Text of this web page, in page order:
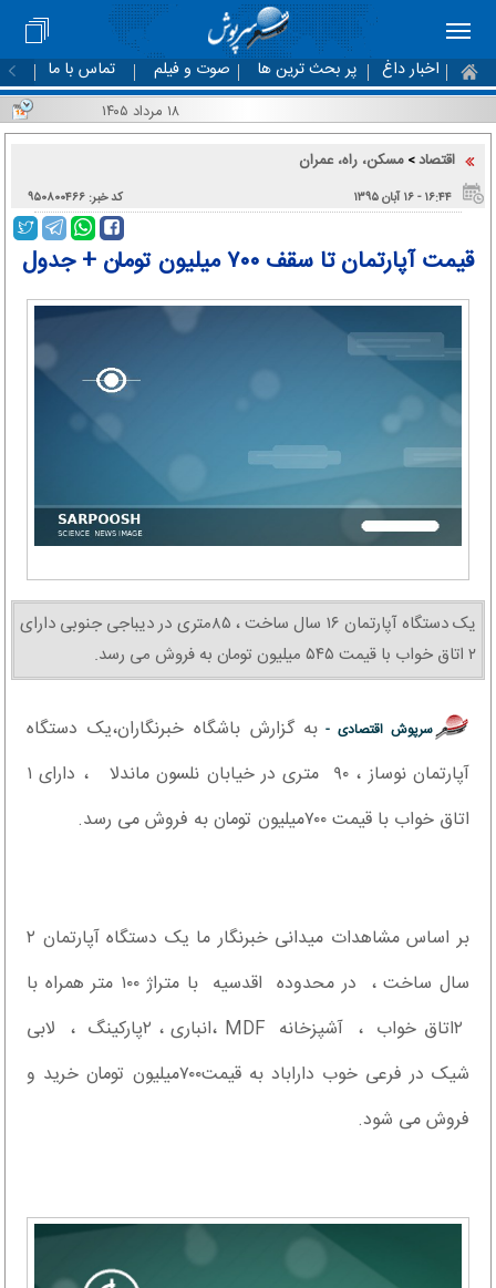
اخبار داغ پر بحث ترین ها صوت و فیلم تماس با ما
۱۸ مرداد ۱۴۰۵
اقتصاد> مسکن، راه، عمران
۱۶:۴۴ - ۱۶ آبان ۱۳۹۵ کد خبر: ۹۵۰۸۰۰۴۶۶
قیمت آپارتمان تا سقف ۷۰۰ میلیون تومان + جدول
یک دستگاه آپارتمان ۱۶ سال ساخت ، ۸۵متری در دیباجی جنوبی دارای
۲ اتاق خواب با قیمت ۵۴۵ میلیون تومان به فروش می رسد.
سرپوش اقتصادی - به گزارش باشگاه خبرنگاران،یک دستگاه
آپارتمان نوساز ، ۹۰ متری در خیابان نلسون ماندلا ، دارای ۱
اتاق خواب با قیمت ۷۰۰میلیون تومان به فروش می رسد.
بر اساس مشاهدات میدانی خبرنگار ما یک دستگاه آپارتمان ۲
سال ساخت ، در محدوده اقدسیه با متراژ ۱۰۰ متر همراه با
۲اتاق خواب ، آشپزخانه MDF ،انباری ، ۲پارکینگ ، لابی
شیک در فرعی خوب داراباد به قیمت۷۰۰میلیون تومان خرید و
فروش می شود.